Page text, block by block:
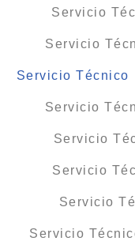
Servicio
Servicio
Servicio
Servicio
Servicio
Servicio
Servicio
Servicio